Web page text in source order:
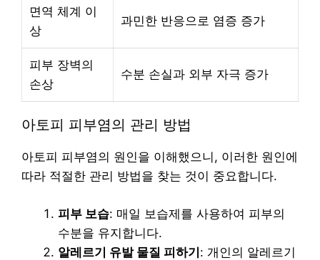
면역 체계 이
상
과민한 반응으로 염증 증가
피부 장벽의
손상
수분 손실과 외부 자극 증가
아토피 피부염의 관리 방법
아토피 피부염의 원인을 이해했으니, 이러한 원인에
따라 적절한 관리 방법을 찾는 것이 중요합니다.
피부 보습: 매일 보습제를 사용하여 피부의
수분을 유지합니다.
알레르기 유발 물질 피하기: 개인의 알레르기